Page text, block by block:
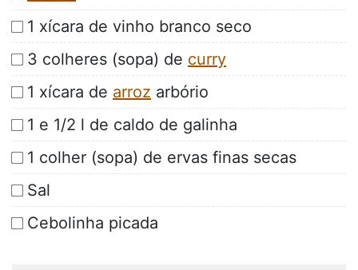
1 xícara de vinho branco seco
3 colheres (sopa) de curry
1 xícara de arroz arbório
1 e 1/2 l de caldo de galinha
1 colher (sopa) de ervas finas secas
Sal
Cebolinha picada